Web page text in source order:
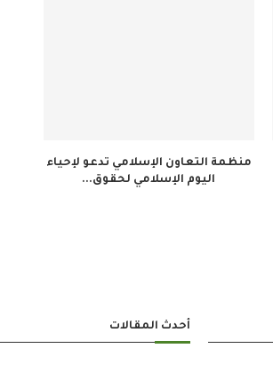
منظمة التعاون الإسلامي تدعو لإحياء
اليوم الإسلامي لحقوق...
أحدث المقالات